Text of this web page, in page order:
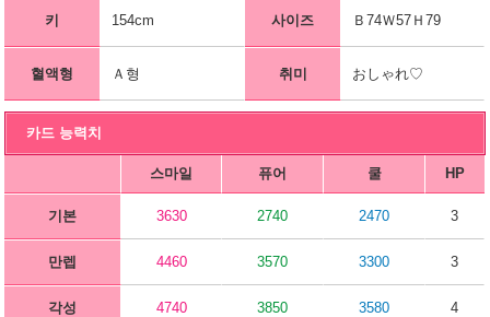
키 154cm 사이즈 Ｂ74Ｗ57Ｈ79
혈액형 Ａ형 취미 おしゃれ♡
카드 능력치
스마일 퓨어 쿨 HP
기본 3630 2740 2470 3
만렙 4460 3570 3300 3
각성 4740 3850 3580 4